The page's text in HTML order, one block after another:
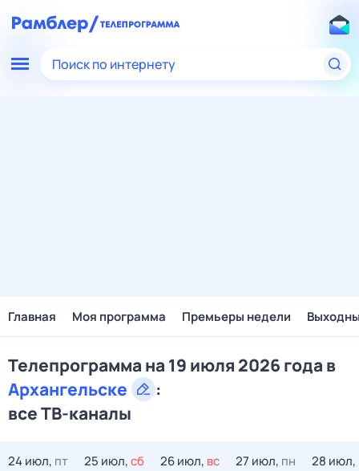
Поиск по интернету
Главная Моя программа Премьеры недели
Телепрограмма на 19 июля 2026 года в
Архангельске
:
все ТВ-каналы
24 июл, пт 25 июл,сб 26 июл, вс 27 июл, пн 28 июл,